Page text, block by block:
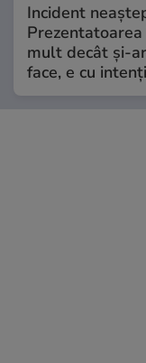
Incident
mult decât și-
face, e cu